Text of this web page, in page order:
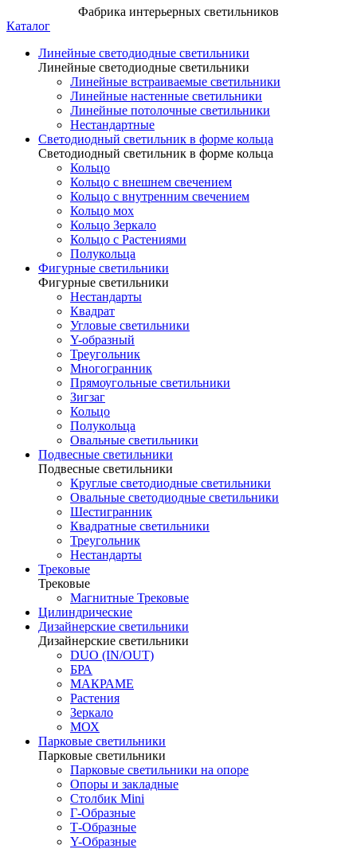
Фабрика интерьерных светильников
Каталог
Линейные светодиодные светильники
Линейные светодиодные светильники
Линейные встраиваемые светильники
Линейные настенные светильники
Линейные потолочные светильники
Нестандартные
Светодиодный светильник в форме кольца
Светодиодный светильник в форме кольца
Кольцо
Кольцо с внешнем свечением
Кольцо с внутренним свечением
Кольцо мох
Кольцо Зеркало
Кольцо с Растениями
Полукольца
Фигурные светильники
Фигурные светильники
Нестандарты
Квадрат
Угловые светильники
Y-образный
Треугольник
Многогранник
Прямоугольные светильники
Зигзаг
Кольцо
Полукольца
Овальные светильники
Подвесные светильники
Подвесные светильники
Круглые светодиодные светильники
Овальные светодиодные светильники
Шестигранник
Квадратные светильники
Треугольник
Нестандарты
Трековые
Трековые
Магнитные Трековые
Цилиндрические
Дизайнерские светильники
Дизайнерские светильники
DUO (IN/OUT)
БРА
МАКРАМЕ
Растения
Зеркало
МОХ
Парковые светильники
Парковые светильники
Парковые светильники на опоре
Опоры и закладные
Столбик Mini
Г-Образные
Т-Образные
Y-Образные